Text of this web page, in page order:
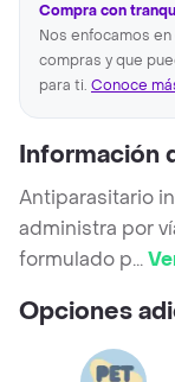
Compra con
Nos enfocamos
compras y que
para ti. Conoce
Información
Antiparasitario
administra por
formulado p...
Opciones